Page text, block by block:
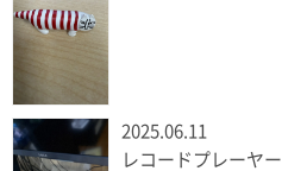
2025.06.11
レコードプレーヤー